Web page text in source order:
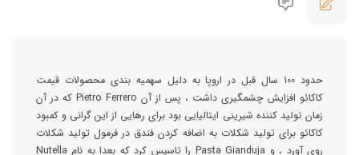
حدود 100 سال قبل در اروپا به دلیل سهمیه بندی محصولات قیمت
کاکائو افزایش چشمگیری داشت ، پس از آن Pietro Ferrero که در آن
زمان تولید کننده شیرینی ایتالیایی بود برای رهایی از این گرانی و کمبود
کاکائو برای تولید شکلات به اضافه کردن فندق در فرمول تولید شکلات
روی آورد ، و Pasta Gianduja را تاسیس کرد که بعدا به نام Nutella